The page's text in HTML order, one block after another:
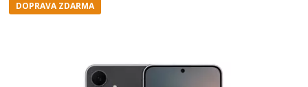
DOPRAVA ZDARMA